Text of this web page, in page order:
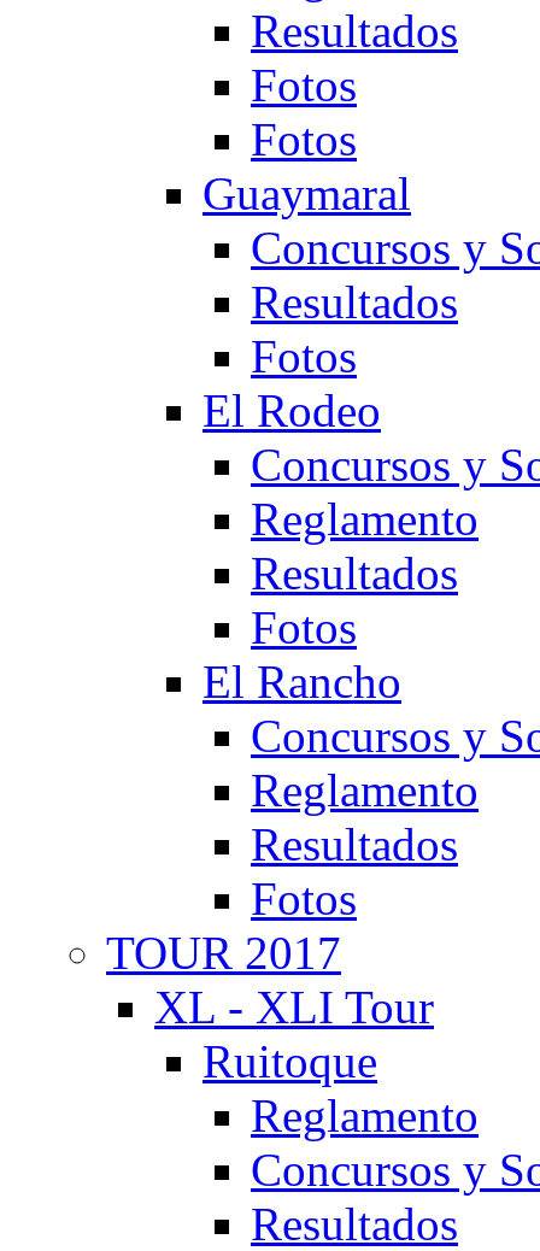
Resultados
Fotos
Fotos
Guaymaral
Concursos y
Resultados
Fotos
El Rodeo
Concursos y
Reglamento
Resultados
Fotos
El Rancho
Concursos y
Reglamento
Resultados
Fotos
TOUR 2017
XL - XLI Tour
Ruitoque
Reglamento
Concursos y
Resultados